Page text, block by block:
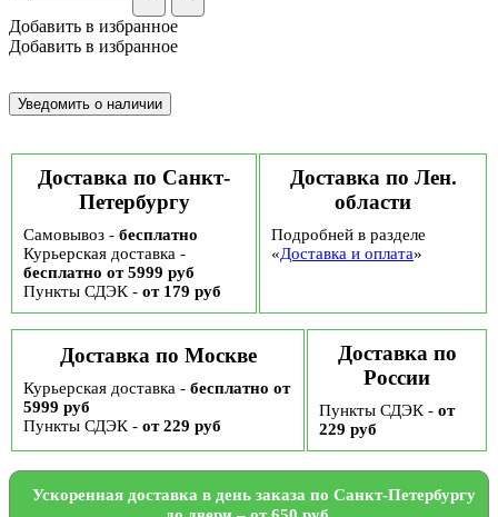
Добавить в избранное
Добавить в избранное
Доставка по Санкт-
Петербургу
Самовывоз - бесплатно
Курьерская доставка -
бесплатно от 5999 руб
Пункты СДЭК - от 179 руб
Доставка по Лен.
области
Подробней в разделе
«Доставка и оплата»
Доставка по Москве
Курьерская доставка - бесплатно от
5999 руб
Пункты СДЭК - от 229 руб
Доставка по
России
Пункты СДЭК - от
229 руб
Ускоренная доставка в день заказа по Санкт-Петербургу